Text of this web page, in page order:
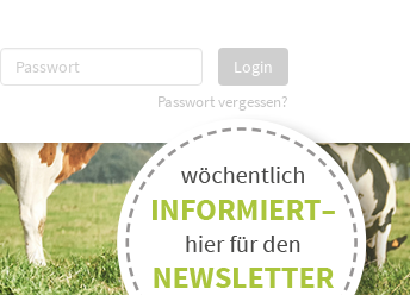
Login
Passwort vergessen?